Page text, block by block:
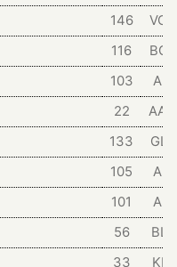
146
VCH
116
BGT
103
AIS
22
AAM
133
GLC
105
AIS
101
AIS
56
BLZ
33
KIN